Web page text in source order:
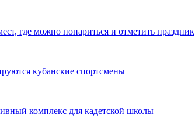
где можно попариться и отметить праздник
кубанские спортсмены
комплекс для кадетской школы